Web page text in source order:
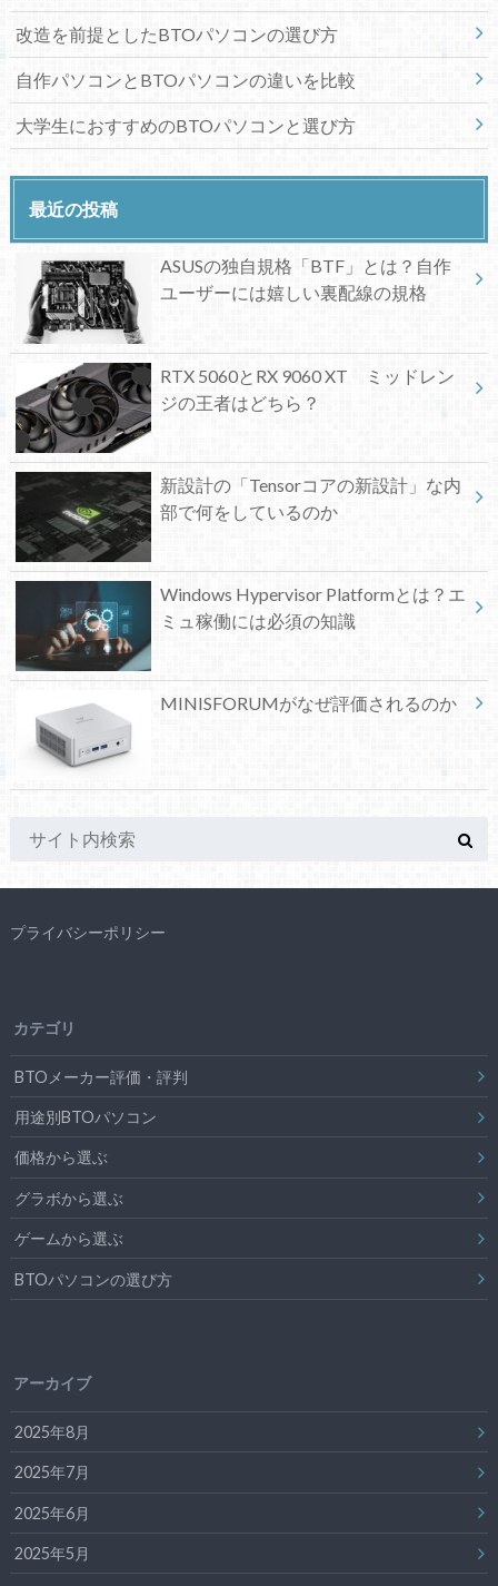
改造を前提としたBTOパソコンの選び方
自作パソコンとBTOパソコンの違いを比較
大学生におすすめのBTOパソコンと選び方
最近の投稿
ASUSの独自規格「BTF」とは？自作
ユーザーには嬉しい裏配線の規格
RTX 5060とRX 9060 XT ミッドレン
ジの王者はどちら？
新設計の「Tensorコアの新設計」な内
部で何をしているのか
Windows Hypervisor Platformとは？エ
ミュ稼働には必須の知識
MINISFORUMがなぜ評価されるのか
プライバシーポリシー
カテゴリ
BTOメーカー評価・評判
用途別BTOパソコン
価格から選ぶ
グラボから選ぶ
ゲームから選ぶ
BTOパソコンの選び方
アーカイブ
2025年8月
2025年7月
2025年6月
2025年5月